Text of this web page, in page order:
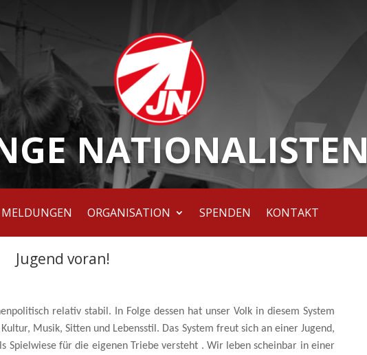
NATIONALISTEN
MELDUNGEN ORGANISATION SPENDEN KONTAKT
Jugend voran!
relativ stabil. In Folge dessen hat unser Volk in diesem System
Musik, Sitten und Lebensstil. Das System freut sich an einer Jugend,
Spielwiese für die eigenen Triebe versteht . Wir leben scheinbar in einer